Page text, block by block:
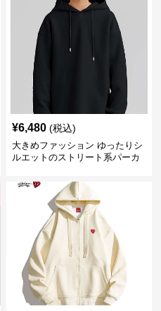
¥6,480 (税込)
大きめファッション ゆったりシ
ルエットのストリート系パーカ